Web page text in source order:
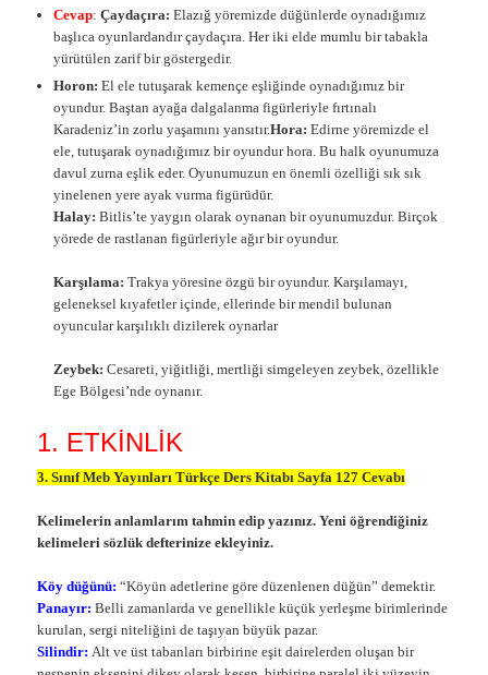
Cevap:Çaydaçıra: Elazığ yöremizde düğünlerde oynadığımız
başlıca oyunlardandır çaydaçıra. Her iki elde mumlu bir tabakla
yürütülen zarif bir göstergedir.
Horon: El ele tutuşarak kemençe eşliğinde oynadığımız bir
oyundur. Baştan ayağa dalgalanma figürleriyle fırtınalı
Karadeniz’in zorlu yaşamını yansıtır.Hora: Edirne yöremizde el
ele, tutuşarak oynadığımız bir oyundur hora. Bu halk oyunumuza
davul zurna eşlik eder. Oyunumuzun en önemli özelliği sık sık
yinelenen yere ayak vurma figürüdür.
Halay: Bitlis’te yaygın olarak oynanan bir oyunumuzdur. Birçok
yörede de rastlanan figürleriyle ağır bir oyundur.
Karşılama: Trakya yöresine özgü bir oyundur. Karşılamayı,
geleneksel kıyafetler içinde, ellerinde bir mendil bulunan
oyuncular karşılıklı dizilerek oynarlar
Zeybek: Cesareti, yiğitliği, mertliği simgeleyen zeybek, özellikle
Ege Bölgesi’nde oynanır.
1. ETKİNLİK
3. Sınıf Meb Yayınları Türkçe Ders Kitabı Sayfa 127 Cevabı
Kelimelerin anlamlarım tahmin edip yazınız. Yeni öğrendiğiniz
kelimeleri sözlük defterinize ekleyiniz.
Köy düğünü: “Köyün adetlerine göre düzenlenen düğün” demektir.
Panayır: Belli zamanlarda ve genellikle küçük yerleşme birimlerinde
kurulan, sergi niteliğini de taşıyan büyük pazar.
Silindir: Alt ve üst tabanları birbirine eşit dairelerden oluşan bir